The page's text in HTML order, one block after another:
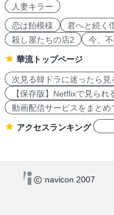
人妻キラー
恋は飴模様
君へと続く
殺し屋たちの店2
今、
華流トップページ
次見る韓ドラに迷ったら見
【保存版】Netflixで見られ
動画配信サービスをまとめ
アクセスランキング
navicon 2007